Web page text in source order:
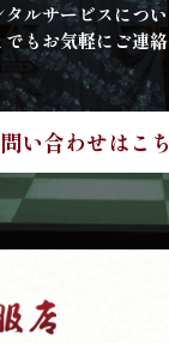
ルサービスについ
もお気軽にご連絡
い合わせはこ